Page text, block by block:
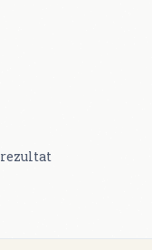
rezultat